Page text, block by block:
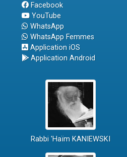
Facebook
YouTube
WhatsApp
WhatsApp Femmes
Application iOS
Application Android
Rabbi 'Haïm KANIEWSKI